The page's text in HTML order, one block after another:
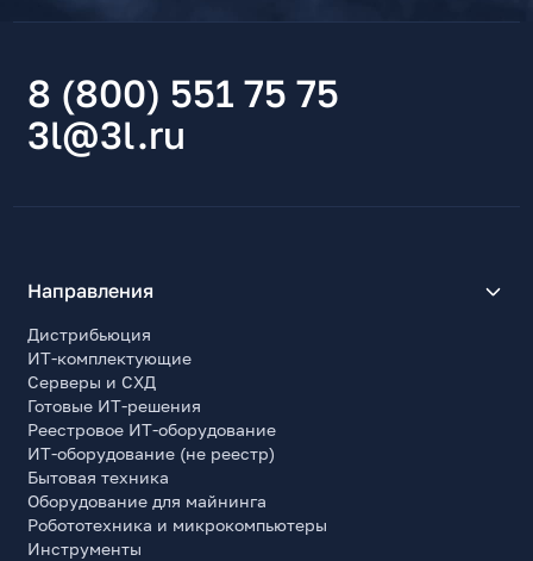
8 (800) 551 75 75
3l@3l.ru
Направления
Дистрибьюция
ИТ-комплектующие
Серверы и СХД
Готовые ИТ-решения
Реестровое ИТ-оборудование
ИТ-оборудование (не реестр)
Бытовая техника
Оборудование для майнинга
Робототехника и микрокомпьютеры
Инструменты